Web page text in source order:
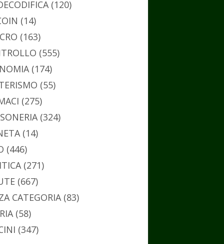
(120)
(14)
(163)
(555)
(174)
(55)
(275)
(324)
(14)
(446)
(271)
(667)
CATEGORIA(83)
(58)
(347)